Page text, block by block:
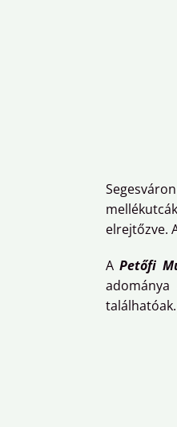
elrejtőzve.
APetőfi